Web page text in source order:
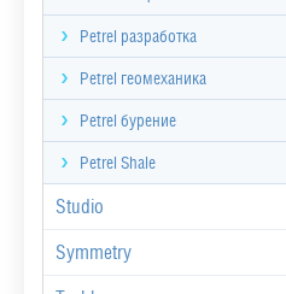
Petrel разработка
Petrel геомеханика
Petrel бурение
Petrel Shale
Studio
Symmetry